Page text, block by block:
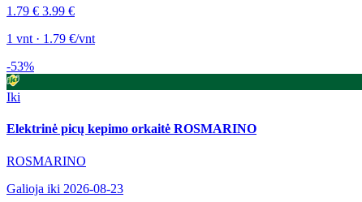
1.79 € 3.99 €
1 vnt · 1.79 €/vnt
-53%
Iki
Elektrinė picų kepimo orkaitė ROSMARINO
ROSMARINO
Galioja iki 2026-08-23